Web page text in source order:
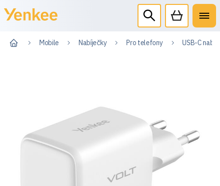
Mobile Nabíječky Pro telefony USB-C